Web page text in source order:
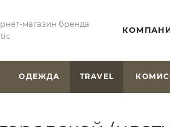
магазин бренда
ОДЕЖДА TRAVEL